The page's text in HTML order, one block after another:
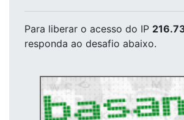
Para liberar o acesso do IP
responda ao desafio abaixo.